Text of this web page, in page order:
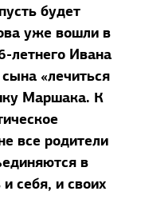
будет
уже вошли в
летнего Ивана
«лечиться
Маршака. К
все родители
в
себя, и своих